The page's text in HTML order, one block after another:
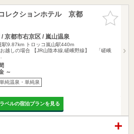
お気に入
りに追加
レクションホテル 京都
京都市右京区 / 嵐山温泉
駅9.87km トロッコ嵐山駅440m
越しの場合 【JR山陰本線,嵯峨野線】 「嵯峨
～
単純温泉・単純泉
ベルの宿泊プランを見る